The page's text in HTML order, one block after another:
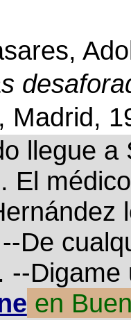
Madrid,
llegue a
El
De
--Digame
en